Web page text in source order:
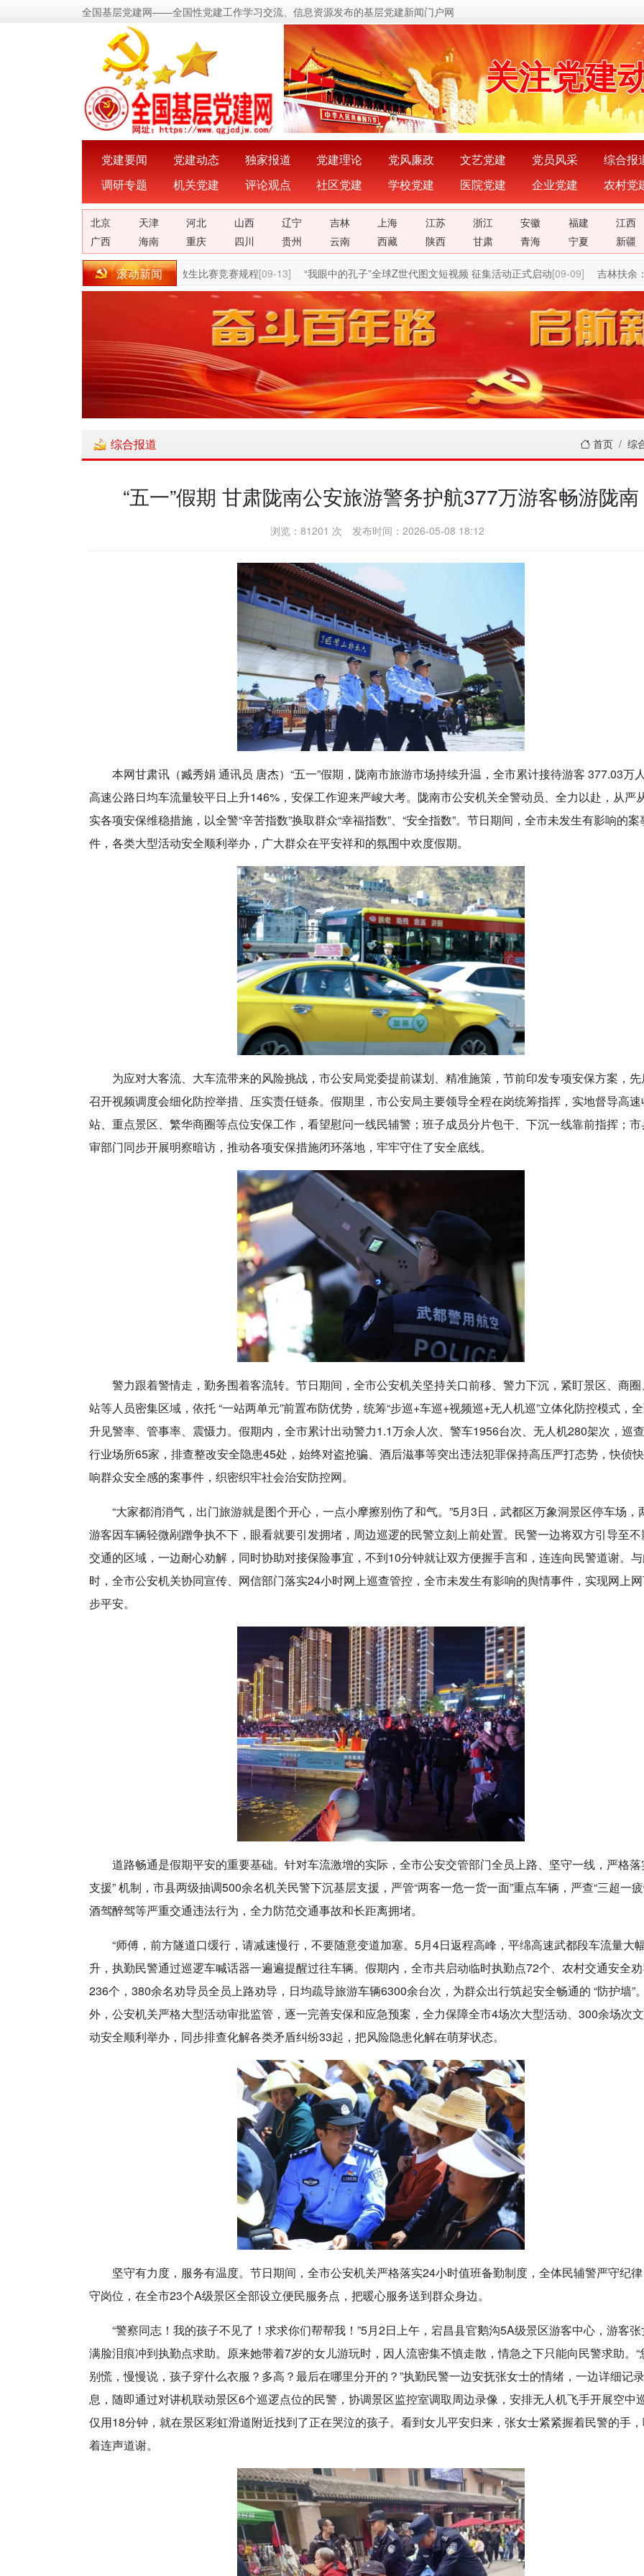
全国基层党建网——全国性党建工作学习交流、信息资源发布的基层党建新闻门户网
关注党建
展示党建
宣传党建
传播党建
密切党群
传递党的
党建要闻 党建动态 独家报道 党建理论 党风廉政 文艺党建 党员风采 综合报
调研专题
机关党建 评论观点 社区党建 学校党建 医院党建 企业党建 农村党
北京 天津 河北 山西 辽宁 吉林 上海 江苏 浙江 安徽 福建 江西
广西
海南 重庆 四川 贵州 云南 西藏 陕西 甘肃 青海 宁夏 新疆
滚动新闻
第二届全国公开水域桨板救生比赛竞赛规程[09-13] “我眼中的孔子”全球Z世代图文短视频 征集活动正式启动[09-09] 吉林扶余：“
综合报道 首页 综
“五一”假期 甘肃陇南公安旅游警务护航377万游客畅游陇南
浏览：81201 次 发布时间：2026-05-08 18:12
本网甘肃讯（臧秀娟 通讯员 唐杰） “五一”假期，陇南市旅游市场持续升温，全市累计接待游客 377.03万
高速公路日均车流量较平日上升146%，安保工作迎来严峻大考。陇南市公安机关全警动员、全力以赴，从严
实各项安保维稳措施，以全警“辛苦指数”换取群众“幸福指数”、“安全指数”。节日期间，全市未发生有影响的案
件，各类大型活动安全顺利举办，广大群众在平安祥和的氛围中欢度假期。
为应对大客流、大车流带来的风险挑战，市公安局党委提前谋划、精准施策，节前印发专项安保方案，先
召开视频调度会细化防控举措、压实责任链条。假期里，市公安局主要领导全程在岗统筹指挥，实地督导高
站、重点景区、繁华商圈等点位安保工作，看望慰问一线民辅警；班子成员分片包干、下沉一线靠前指挥；市
审部门同步开展明察暗访，推动各项安保措施闭环落地，牢牢守住了安全底线。
警力跟着警情走，勤务围着客流转。节日期间，全市公安机关坚持关口前移、警力下沉，紧盯景区、商
站等人员密集区域，依托 “一站两单元”前置布防优势，统筹“步巡+车巡+视频巡+无人机巡”立体化防控模式，
升见警率、管事率、震慑力。假期内，全市累计出动警力1.1万余人次、警车1956台次、无人机280架次，巡
行业场所65家，排查整改安全隐患45处，始终对盗抢骗、酒后滋事等突出违法犯罪保持高压严打态势，快侦
响群众安全感的案事件，织密织牢社会治安防控网。
“大家都消消气，出门旅游就是图个开心，一点小摩擦别伤了和气。”5月3日，武都区万象洞景区停车场，
游客因车辆轻微剐蹭争执不下，眼看就要引发拥堵，周边巡逻的民警立刻上前处置。民警一边将双方引导至不
交通的区域，一边耐心劝解，同时协助对接保险事宜，不到10分钟就让双方便握手言和，连连向民警道谢。
时，全市公安机关协同宣传、网信部门落实24小时网上巡查管控，全市未发生有影响的舆情事件，实现网上
步平安。
道路畅通是假期平安的重要基础。针对车流激增的实际，全市公安交管部门全员上路、坚守一线，严格落
支援” 机制，市县两级抽调500余名机关民警下沉基层支援，严管“两客一危一货一面”重点车辆，严查“三超一疲
酒驾醉驾等严重交通违法行为，全力防范交通事故和长距离拥堵。
“师傅，前方隧道口缓行，请减速慢行，不要随意变道加塞。5月4日返程高峰，平绵高速武都段车流量大
升，执勤民警通过巡逻车喊话器一遍遍提醒过往车辆。假期内，全市共启动临时执勤点72个、农村交通安全
236个，380余名劝导员全员上路劝导，日均疏导旅游车辆6300余台次，为群众出行筑起安全畅通的 “防护墙”
外，公安机关严格大型活动审批监管，逐一完善安保和应急预案，全力保障全市4场次大型活动、300余场次
动安全顺利举办，同步排查化解各类矛盾纠纷33起，把风险隐患化解在萌芽状态。
坚守有力度，服务有温度。节日期间，全市公安机关严格落实24小时值班备勤制度，全体民辅警严守纪
守岗位，在全市23个A级景区全部设立便民服务点，把暖心服务送到群众身边。
“警察同志！我的孩子不见了！求求你们帮帮我！”5月2日上午，宕昌县官鹅沟5A级景区游客中心，游客
满脸泪痕冲到执勤点求助。原来她带着7岁的女儿游玩时，因人流密集不慎走散，情急之下只能向民警求助。“
别慌，慢慢说，孩子穿什么衣服？多高？最后在哪里分开的？”执勤民警一边安抚张女士的情绪，一边详细记
息，随即通过对讲机联动景区6个巡逻点位的民警，协调景区监控室调取周边录像，安排无人机飞手开展空中巡
仅用18分钟，就在景区彩虹滑道附近找到了正在哭泣的孩子。看到女儿平安归来，张女士紧紧握着民警的手
着连声道谢。